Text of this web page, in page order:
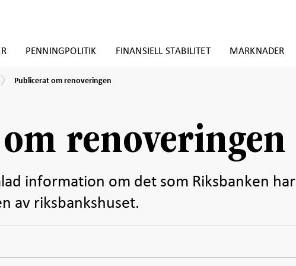
PENNINGPOLITIK FINANSIELL STABILITET MARKNADER
Publicerat
Publicerat om renoveringen
renoveringen
information om det som Riksbanken har
av riksbankshuset.